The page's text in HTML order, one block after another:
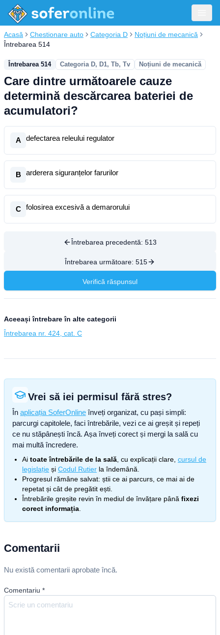
Acasă Chestionare auto Categoria D
Noțiuni de mecanică
Întrebarea 514
Întrebarea 514 Categoria D, D1, Tb, Tv Noțiuni de mecanică
Care dintre următoarele cauze
determină descărcarea bateriei de
acumulatori?
A defectarea releului regulator
B arderera siguranțelor farurilor
C folosirea excesivă a demarorului
Întrebarea precedentă: 513
Întrebarea următoare: 515
Verifică răspunsul
Aceeași întrebare în alte categorii
Întrebarea nr. 424, cat. C
Vrei să iei permisul fără stres?
În aplicația SoferOnline înveți organizat, cu pași simpli:
parcurgi capitolele, faci întrebările, vezi ce ai greșit și repeți
ce nu stăpânești încă. Așa înveți corect și mergi la sală cu
mai multă încredere.
Ai toate întrebările de la sală , cu explicații clare, cursul de
legislație și Codul Rutier la îndemână.
Progresul rămâne salvat: știi ce ai parcurs, ce mai ai de
repetat și cât de pregătit ești.
Întrebările greșite revin în mediul de învățare până fixezi
corect informația
Comentarii
Nu există comentarii aprobate încă.
Comentariu *